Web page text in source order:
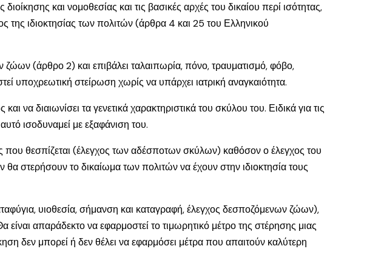
και νομοθεσίας και τις βασικές αρχές του δικαίου περί ισότητας,
της ιδιοκτησίας των πολιτών (άρθρα 4 και 25 του Ελληνικού
ζώων (άρθρο 2) και επιβάλει ταλαιπωρία, πόνο, τραυματισμό, φόβο,
υποχρεωτική στείρωση χωρίς να υπάρχει ιατρική αναγκαιότητα.
να διαιωνίσει τα γενετικά χαρακτηριστικά του σκύλου του. Ειδικά για τις
ισοδυναμεί με εξαφάνιση του.
που θεσπίζεται (έλεγχος των αδέσποτων σκύλων) καθόσον ο έλεγχος του
στερήσουν το δικαίωμα των πολιτών να έχουν στην ιδιοκτησία τους
υιοθεσία, σήμανση και καταγραφή, έλεγχος δεσποζόμενων ζώων),
απαράδεκτο να εφαρμοστεί το τιμωρητικό μέτρο της στέρησης μιας
δεν μπορεί ή δεν θέλει να εφαρμόσει μέτρα που απαιτούν καλύτερη